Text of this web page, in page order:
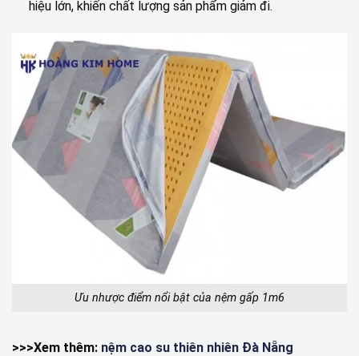
hiệu lớn, khiến chất lượng sản phẩm giảm đi.
Ưu nhược điểm nổi bật của nệm gấp 1m6
>>>Xem thêm: nệm cao su thiên nhiên Đà Nẵng